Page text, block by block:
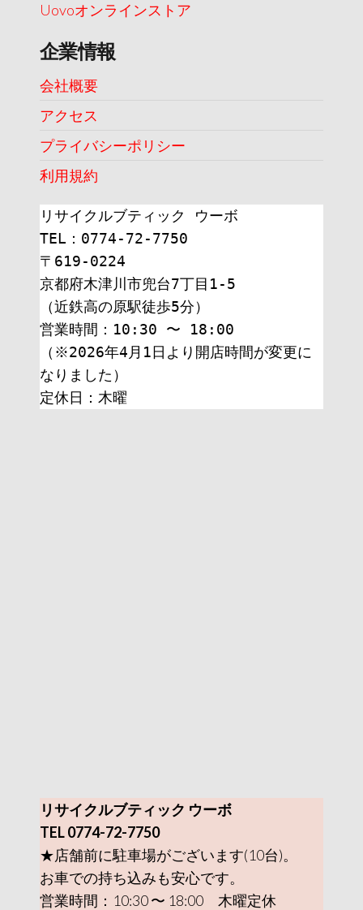
Uovoオンラインストア
企業情報
会社概要
アクセス
プライバシーポリシー
利用規約
リサイクルブティック ウーボ
TEL：0774-72-7750
〒619-0224
京都府木津川市兜台7丁目1-5
（近鉄高の原駅徒歩5分）
営業時間：10:30 〜 18:00
（※2026年4月1日より開店時間が変更に
なりました）
定休日：木曜
リサイクルブティック ウーボ
TEL 0774-72-7750
★店舗前に駐車場がございます(10台)。
お車での持ち込みも安心です。
営業時間：10:30 〜 18:00 木曜定休